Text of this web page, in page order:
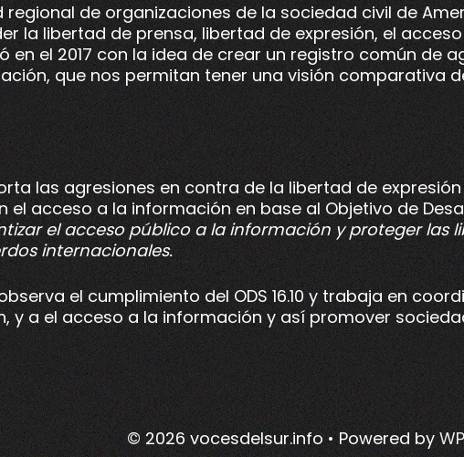
regional de organizaciones de la sociedad civil de
la libertad de prensa, libertad de expresión, el
en el 2017 con la idea de crear un registro común de
que nos permitan tener una visión comparativa
las agresiones en contra de la libertad de
acceso a la información en base al Objetivo de
el acceso público a la información y proteger
internacionales.
el cumplimiento del ODS 16.10 y trabaja en
y a el acceso a la información y así promover
© 2026 vocesdelsur.info• Powered by